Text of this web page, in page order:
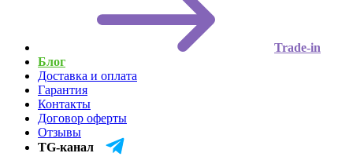
Trade-in
Блог
Доставка и оплата
Гарантия
Контакты
Договор оферты
Отзывы
TG-канал